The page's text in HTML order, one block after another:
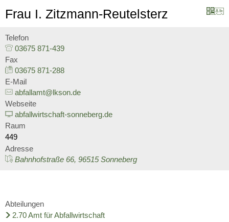
Bildung
Infrastruktur und Verkehr
Bekanntmachungen
Landkreis Sonneberg spricht
Frau I. Zitzmann-Reutelsterz
Telefon
03675 871-439
Fax
03675 871-288
E-Mail
abfallamt@lkson.de
Webseite
abfallwirtschaft-sonneberg.de
Raum
449
Adresse
Bahnhofstraße 66, 96515 Sonneberg
Abteilungen
2.70 Amt für Abfallwirtschaft